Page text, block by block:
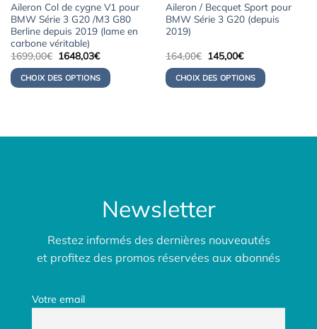
Aileron Col de cygne V1 pour
BMW Série 3 G20 /M3 G80
Berline depuis 2019 (lame en
carbone véritable)
1699,00€ Le
prix
initial
était :
1699,00€.
1648,03€Le
actuel
est :
1648,03€.
CHOIX DES OPTIONS
Aileron / Becquet Sport pour
BMW Série 3 G20 (depuis
2019)
164,00€ Le
prix
initial
était :
164,00€.
145,00€Le
actuel
est :
145,00€.
CHOIX DES OPTIONS
Newsletter
Restez informés des dernières nouveautés
et profitez des promos réservées aux abonnés
Votre email